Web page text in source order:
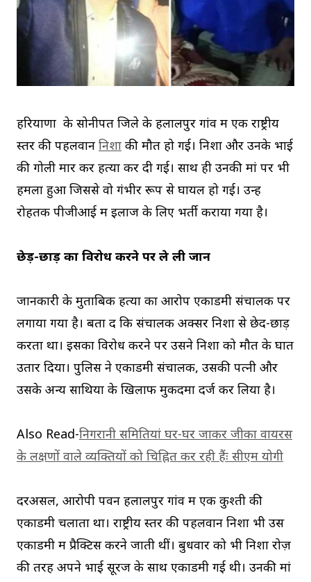
हरियाणा के सोनीपत जिले के हलालपुर गांव में एक राष्ट्रीय
स्तर की पहलवान निशा की मौत हो गई। निशा और उनके भाई
की गोली मार कर हत्या कर दी गई। साथ ही उनकी मां पर भी
हमला हुआ जिससे वो गंभीर रूप से घायल हो गई। उन्हें
रोहतक पीजीआई में इलाज के लिए भर्ती कराया गया है।
छेड़-छाड़ का विरोध करने पर ले ली जान
जानकारी के मुताबिक हत्या का आरोप एकाडमी संचालक पर
लगाया गया है। बता दें कि संचालक अक्सर निशा से छेद-छाड़
करता था। इसका विरोध करने पर उसने निशा को मौत के घात
उतार दिया। पुलिस ने एकाडमी संचालक, उसकी पत्नी और
उसके अन्य साथियों के खिलाफ मुकदमा दर्ज कर लिया है।
Also Read-निगरानी समितियां घर-घर जाकर जीका वायरस
के लक्षणों वाले व्यक्तियों को चिह्नित कर रही हैंः सीएम योगी
दरअसल, आरोपी पवन हलालपुर गांव में एक कुश्ती की
एकाडमी चलाता था। राष्ट्रीय स्तर की पहलवान निशा भी उस
एकाडमी में प्रैक्टिस करने जाती थीं। बुधवार को भी निशा रोज़
की तरह अपने भाई सूरज के साथ एकाडमी गई थी। उनकी मां